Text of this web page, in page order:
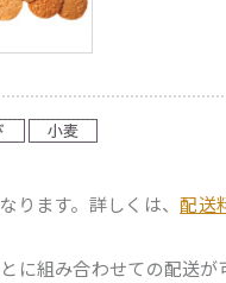
ります。詳しくは、配送
組み合わせての配送が